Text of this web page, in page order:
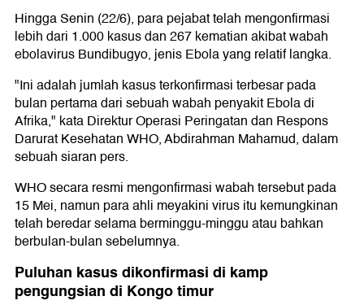
Hingga Senin (22/6), para pejabat telah mengonfirmasi
lebih dari 1.000 kasus dan 267 kematian akibat wabah
ebolavirus Bundibugyo, jenis Ebola yang relatif langka.
"Ini adalah jumlah kasus terkonfirmasi terbesar pada
bulan pertama dari sebuah wabah penyakit Ebola di
Afrika," kata Direktur Operasi Peringatan dan Respons
Darurat Kesehatan WHO, Abdirahman Mahamud, dalam
sebuah siaran pers.
WHO secara resmi mengonfirmasi wabah tersebut pada
15 Mei, namun para ahli meyakini virus itu kemungkinan
telah beredar selama berminggu-minggu atau bahkan
berbulan-bulan sebelumnya.
Puluhan kasus dikonfirmasi di kamp
pengungsian di Kongo timur